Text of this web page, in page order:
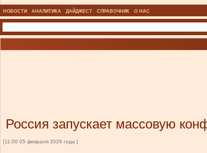
НОВОСТИ АНАЛИТИКА ДАЙДЖЕСТ СПРАВОЧНИК О НАС
Россия запускает массовую
[11:00 05 февраля 2026 года ]